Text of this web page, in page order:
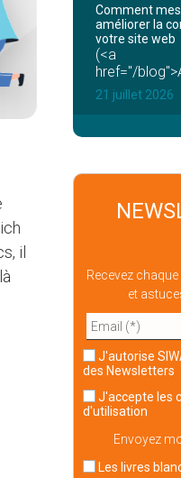
il
Comment
améliorer la
votre site web
(<a
href="/
21 juillet 2026
Recevez
et
des Newsletters
J'accepte les
d'utilisation
Envoyez
Les livres